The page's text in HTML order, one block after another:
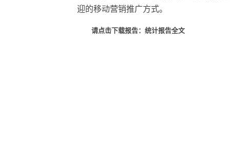
迎的移动营销推广方式。
请点击下载报告：统计报告全文